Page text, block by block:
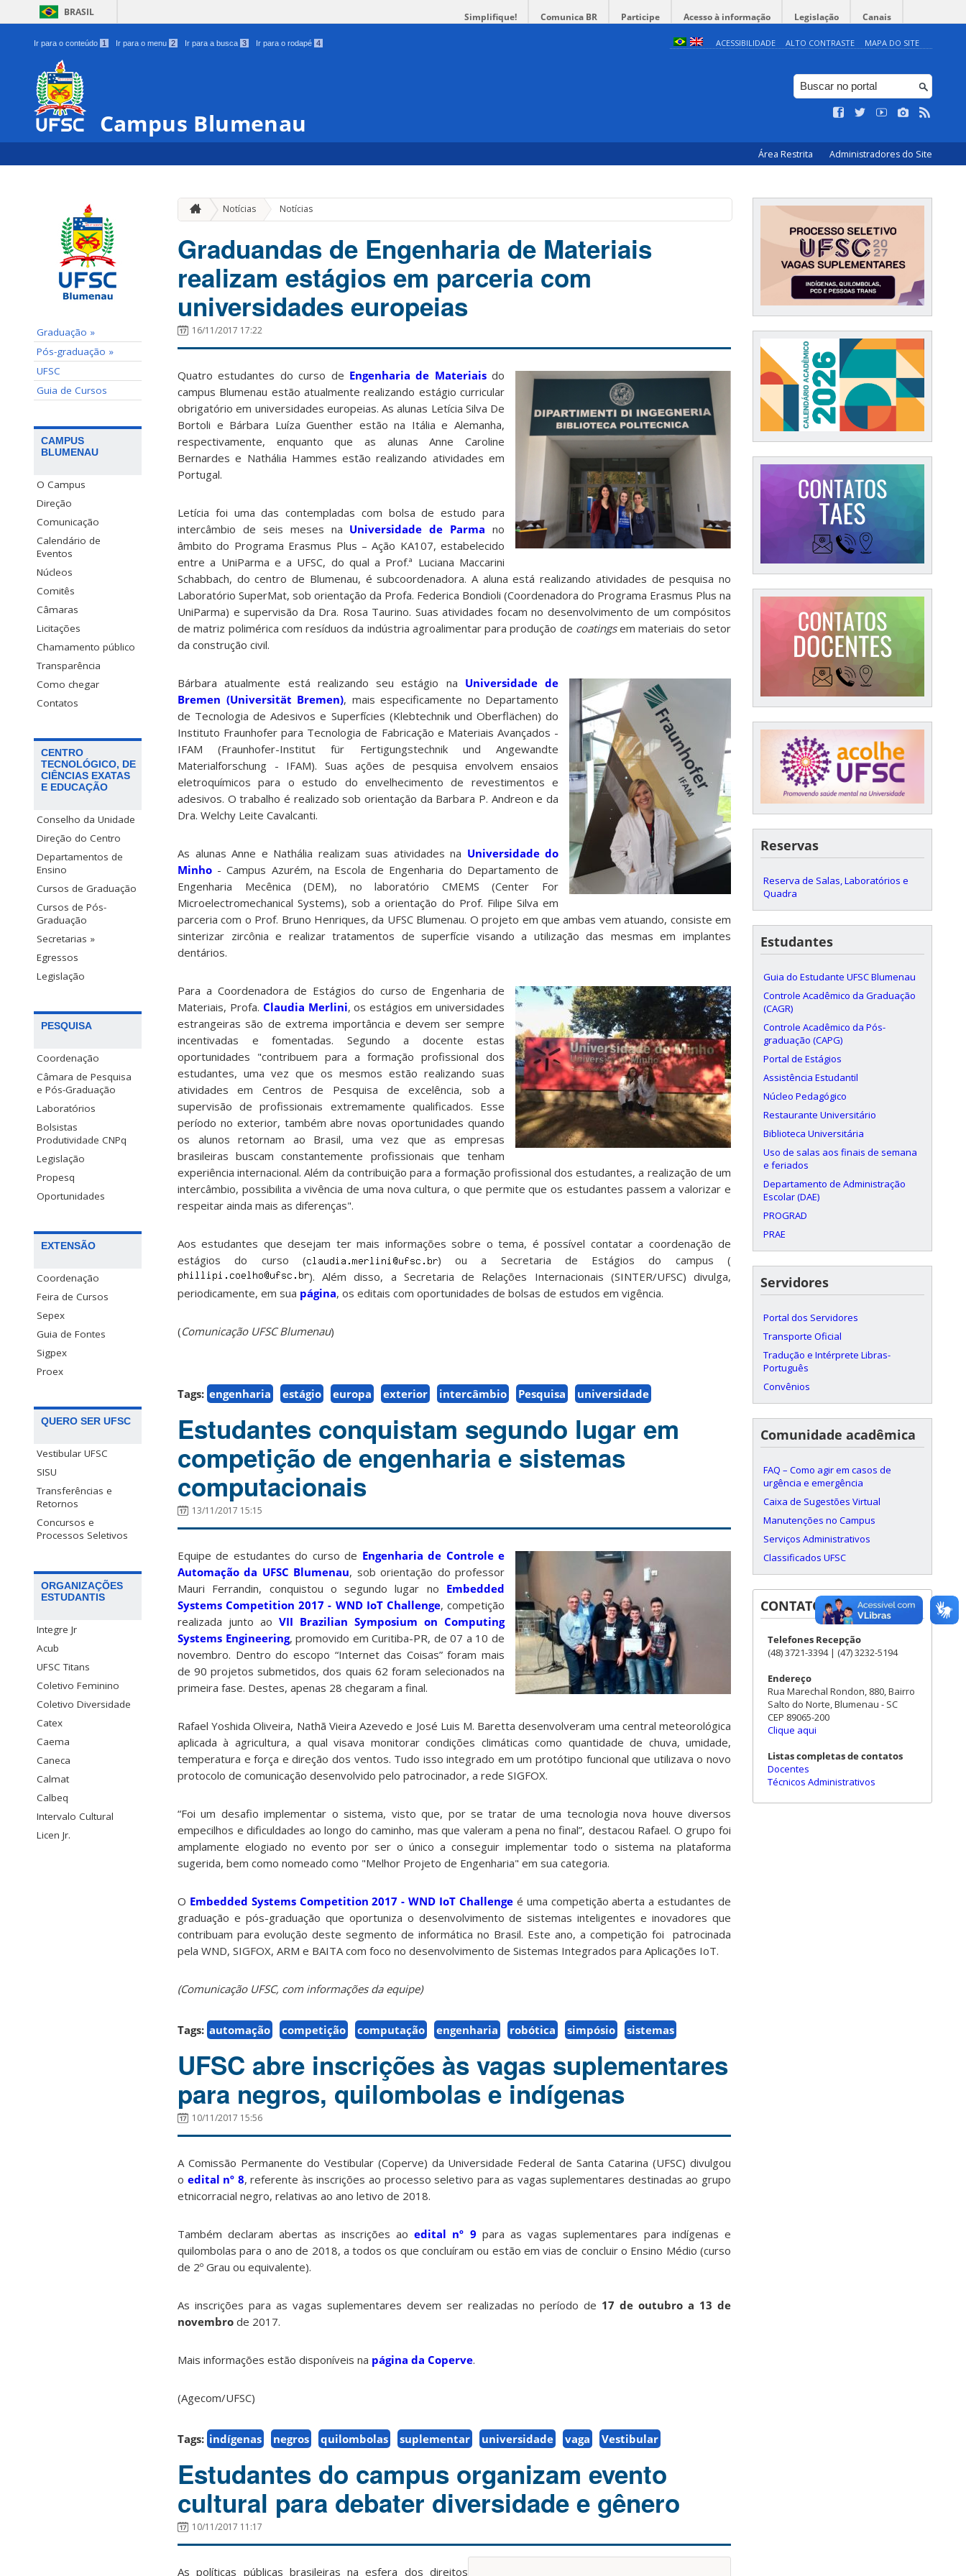
BRASIL Simplifique! Comunica BR Participe Acesso à informação Legislação Canais
Ir para o conteúdo 1 Ir para o menu 2 Ir para a busca 3 Ir para o rodapé 4 ACESSIBILIDADE ALTO CONTRASTE MAPA DO SITE
Campus Blumenau
Área Restrita Administradores do Site
Graduação »
Pós-graduação »
UFSC
Guia de Cursos
CAMPUS
BLUMENAU
O Campus
Direção
Comunicação
Calendário de
Eventos
Núcleos
Comitês
Câmaras
Licitações
Chamamento público
Transparência
Como chegar
Contatos
CENTRO
TECNOLÓGICO, DE
CIÊNCIAS EXATAS
E EDUCAÇÃO
Conselho da Unidade
Direção do Centro
Departamentos de
Ensino
Cursos de Graduação
Cursos de Pós-
Graduação
Secretarias »
Egressos
Legislação
PESQUISA
Coordenação
Câmara de Pesquisa
e Pós-Graduação
Laboratórios
Bolsistas
Produtividade CNPq
Legislação
Propesq
Oportunidades
EXTENSÃO
Coordenação
Feira de Cursos
Sepex
Guia de Fontes
Sigpex
Proex
QUERO SER UFSC
Vestibular UFSC
SISU
Transferências e
Retornos
Concursos e
Processos Seletivos
ORGANIZAÇÕES
ESTUDANTIS
Integre Jr
Acub
UFSC Titans
Coletivo Feminino
Coletivo Diversidade
Catex
Caema
Caneca
Calmat
Calbeq
Intervalo Cultural
Licen Jr.
Notícias Notícias
Graduandas de Engenharia de Materiais
realizam estágios em parceria com
universidades europeias
16/11/2017 17:22
Quatro estudantes do curso de Engenharia de Materiais do
campus Blumenau estão atualmente realizando estágio curricular
obrigatório em universidades europeias. As alunas Letícia Silva De
Bortoli e Bárbara Luíza Guenther estão na Itália e Alemanha,
respectivamente, enquanto que as alunas Anne Caroline
Bernardes e Nathália Hammes estão realizando atividades em
Portugal.
Letícia foi uma das contempladas com bolsa de estudo para
intercâmbio de seis meses na Universidade de Parma no
âmbito do Programa Erasmus Plus – Ação KA107, estabelecido
entre a UniParma e a UFSC, do qual a Prof.ª Luciana Maccarini
Schabbach, do centro de Blumenau, é subcoordenadora. A aluna está realizando atividades de pesquisa no
Laboratório SuperMat, sob orientação da Profa. Federica Bondioli (Coordenadora do Programa Erasmus Plus na
UniParma) e supervisão da Dra. Rosa Taurino. Suas atividades focam no desenvolvimento de um compósitos
de matriz polimérica com resíduos da indústria agroalimentar para produção de coatingsem materiais do setor
da construção civil.
Bárbara atualmente está realizando seu estágio na Universidade de
Bremen (Universität Bremen), mais especificamente no Departamento
de Tecnologia de Adesivos e Superfícies (Klebtechnik und Oberflächen) do
Instituto Fraunhofer para Tecnologia de Fabricação e Materiais Avançados -
IFAM (Fraunhofer-Institut für Fertigungstechnik und Angewandte
Materialforschung - IFAM). Suas ações de pesquisa envolvem ensaios
eletroquímicos para o estudo do envelhecimento de revestimentos e
adesivos. O trabalho é realizado sob orientação da Barbara P. Andreon e da
Dra. Welchy Leite Cavalcanti.
As alunas Anne e Nathália realizam suas atividades na Universidade do
Minho - Campus Azurém, na Escola de Engenharia do Departamento de
Engenharia Mecênica (DEM), no laboratório CMEMS (Center For
Microelectromechanical Systems), sob a orientação do Prof. Filipe Silva em
parceria com o Prof. Bruno Henriques, da UFSC Blumenau. O projeto em que ambas vem atuando, consiste em
sinterizar zircônia e realizar tratamentos de superfície visando a utilização das mesmas em implantes
dentários.
Para a Coordenadora de Estágios do curso de Engenharia de
Materiais, Profa. Claudia Merlini, os estágios em universidades
estrangeiras são de extrema importância e devem ser sempre
incentivadas e fomentadas. Segundo a docente estas
oportunidades "contribuem para a formação profissional dos
estudantes, uma vez que os mesmos estão realizando suas
atividades em Centros de Pesquisa de excelência, sob a
supervisão de profissionais extremamente qualificados. Esse
período no exterior, também abre novas oportunidades quando
os alunos retornam ao Brasil, uma vez que as empresas
brasileiras buscam constantemente profissionais que tenham
experiência internacional. Além da contribuição para a formação profissional dos estudantes, a realização de um
intercâmbio, possibilita a vivência de uma nova cultura, o que permite que os estudantes passem a valorizar e
respeitar ainda mais as diferenças".
Aos estudantes que desejam ter mais informações sobre o tema, é possível contatar a coordenação de
estágios do curso (
) ou a Secretaria de Estágios do campus (
). Além disso, a Secretaria de Relações Internacionais (SINTER/UFSC) divulga,
periodicamente, em sua página, os editais com oportunidades de bolsas de estudos em vigência.
(Comunicação UFSC Blumenau)
Tags: engenharia estágio europa exterior intercâmbio Pesquisa universidade
Estudantes conquistam segundo lugar em
competição de engenharia e sistemas
computacionais
13/11/2017 15:15
Equipe de estudantes do curso de Engenharia de Controle e
Automação da UFSC Blumenau, sob orientação do professor
Mauri Ferrandin, conquistou o segundo lugar no Embedded
Systems Competition 2017 - WND IoT Challenge, competição
realizada junto ao VII Brazilian Symposium on Computing
Systems Engineering, promovido em Curitiba-PR, de 07 a 10 de
novembro. Dentro do escopo “Internet das Coisas” foram mais
de 90 projetos submetidos, dos quais 62 foram selecionados na
primeira fase. Destes, apenas 28 chegaram a final.
Rafael Yoshida Oliveira, Nathã Vieira Azevedo e José Luis M. Baretta desenvolveram uma central meteorológica
aplicada à agricultura, a qual visava monitorar condições climáticas como quantidade de chuva, umidade,
temperatura e força e direção dos ventos. Tudo isso integrado em um protótipo funcional que utilizava o novo
protocolo de comunicação desenvolvido pelo patrocinador, a rede SIGFOX.
“Foi um desafio implementar o sistema, visto que, por se tratar de uma tecnologia nova houve diversos
empecilhos e dificuldades ao longo do caminho, mas que valeram a pena no final”, destacou Rafael. O grupo foi
amplamente elogiado no evento por ser o único a conseguir implementar todo o sistema na plataforma
sugerida, bem como nomeado como "Melhor Projeto de Engenharia" em sua categoria.
O Embedded Systems Competition 2017 - WND IoT Challengeé uma competição aberta a estudantes de
graduação e pós-graduação que oportuniza o desenvolvimento de sistemas inteligentes e inovadores que
contribuam para evolução deste segmento de informática no Brasil. Este ano, a competição foi patrocinada
pela WND, SIGFOX, ARM e BAITA com foco no desenvolvimento de Sistemas Integrados para Aplicações IoT.
(Comunicação UFSC, com informações da equipe)
Tags: automação competição computação engenharia robótica simpósio sistemas
UFSC abre inscrições às vagas suplementares
para negros, quilombolas e indígenas
10/11/2017 15:56
A Comissão Permanente do Vestibular (Coperve) da Universidade Federal de Santa Catarina (UFSC) divulgou
o edital nº 8, referente às inscrições ao processo seletivo para as vagas suplementares destinadas ao grupo
etnicorracial negro, relativas ao ano letivo de 2018.
Também declaram abertas as inscrições aoedital nº 9 para as vagas suplementares para indígenas e
quilombolas para o ano de 2018, a todos os que concluíram ou estão em vias de concluir o Ensino Médio (curso
de 2º Grau ou equivalente).
As inscrições para as vagas suplementares devem ser realizadas no período de 17 de outubro a 13 de
novembro de 2017.
Mais informações estão disponíveis na página da Coperve.
(Agecom/UFSC)
Tags: indígenas negros quilombolas suplementar universidade vaga Vestibular
Estudantes do campus organizam evento
cultural para debater diversidade e gênero
10/11/2017 11:17
As políticas públicas brasileiras na esfera dos direitos
Reservas
Reserva de Salas, Laboratórios e
Quadra
Estudantes
Guia do Estudante UFSC Blumenau
Controle Acadêmico da Graduação
(CAGR)
Controle Acadêmico da Pós-
graduação (CAPG)
Portal de Estágios
Assistência Estudantil
Núcleo Pedagógico
Restaurante Universitário
Biblioteca Universitária
Uso de salas aos finais de semana
e feriados
Departamento de Administração
Escolar (DAE)
PROGRAD
PRAE
Servidores
Portal dos Servidores
Transporte Oficial
Tradução e Intérprete Libras-
Português
Convênios
Comunidade acadêmica
FAQ – Como agir em casos de
urgência e emergência
Caixa de Sugestões Virtual
Manutenções no Campus
Serviços Administrativos
Classificados UFSC
CONTATOS
Telefones Recepção
(48) 3721-3394 | (47) 3232-5194
Endereço
Rua Marechal Rondon, 880, Bairro
Salto do Norte, Blumenau - SC
CEP 89065-200
Clique aqui
Listas completas de contatos
Docentes
Técnicos Administrativos